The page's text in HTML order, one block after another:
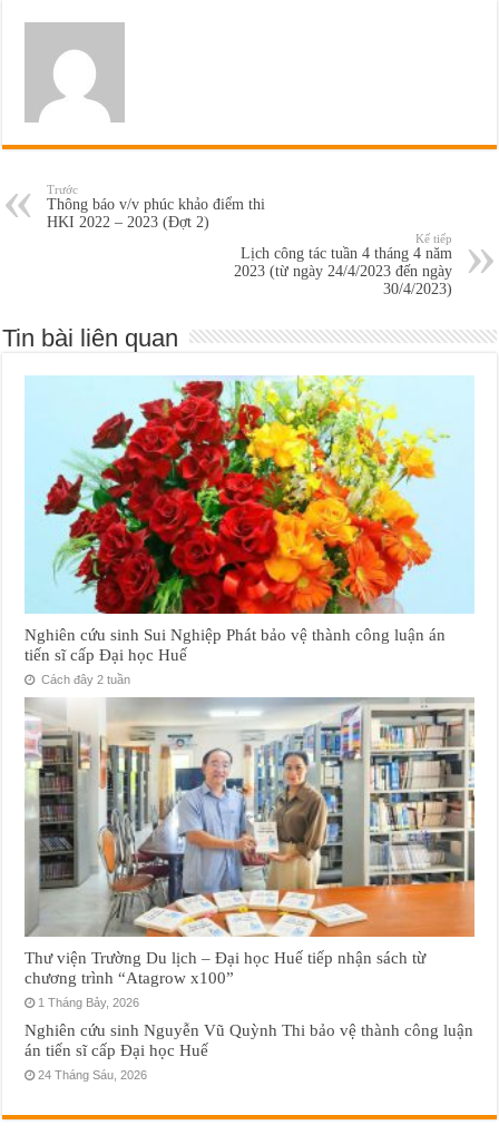
Trước
Thông báo v/v phúc khảo điểm thi
HKI 2022 – 2023 (Đợt 2)
Kế tiếp
Lịch công tác tuần 4 tháng 4 năm
2023 (từ ngày 24/4/2023 đến ngày
30/4/2023)
Tin bài liên quan
Nghiên cứu sinh Sui Nghiệp Phát bảo vệ thành công luận án
tiến sĩ cấp Đại học Huế
Cách đây 2 tuần
Thư viện Trường Du lịch – Đại học Huế tiếp nhận sách từ
chương trình “Atagrow x100”
1 Tháng Bảy, 2026
Nghiên cứu sinh Nguyễn Vũ Quỳnh Thi bảo vệ thành công luận
án tiến sĩ cấp Đại học Huế
24 Tháng Sáu, 2026